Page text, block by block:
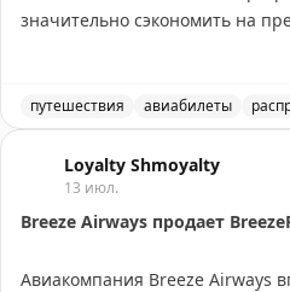
значительно сэкономить на
Juan Ruiz|Original
путешествия авиабилеты
Loyalty Shmoyalty
13 июл.
Breeze Airways продает
Авиакомпания Breeze Airways